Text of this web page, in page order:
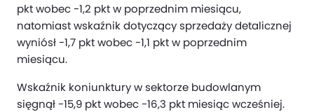
pkt wobec -1,2 pkt w poprzednim miesiącu,
natomiast wskaźnik dotyczący sprzedaży detalicznej
wyniósł -1,7 pkt wobec -1,1 pkt w poprzednim
miesiącu.
Wskaźnik koniunktury w sektorze budowlanym
sięgnął -15,9 pkt wobec -16,3 pkt miesiąc wcześniej.